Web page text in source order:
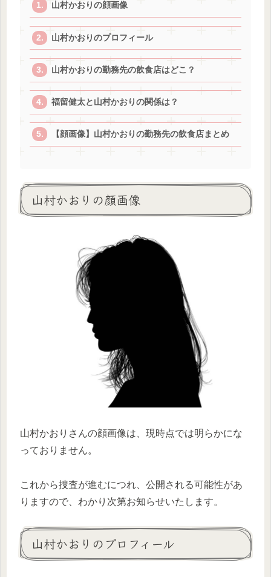
山村かおりの顔画像
山村かおりのプロフィール
山村かおりの勤務先の飲食店はどこ？
福留健太と山村かおりの関係は？
【顔画像】山村かおりの勤務先の飲食店まとめ
山村かおりの顔画像
山村かおりさんの顔画像は、現時点では明らかにな
っておりません。
これから捜査が進むにつれ、公開される可能性があ
りますので、わかり次第お知らせいたします。
山村かおりのプロフィール